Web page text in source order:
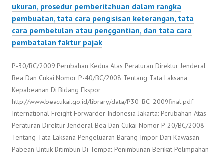
ukuran, prosedur pemberitahuan dalam rangka
pembuatan, tata cara pengisisan keterangan, tata
cara pembetulan atau penggantian, dan tata cara
pembatalan faktur pajak
P-30/BC/2009 Perubahan Kedua Atas Peraturan Direktur Jenderal
Bea Dan Cukai Nomor P-40/BC/2008 Tentang Tata Laksana
Kepabeanan Di Bidang Ekspor
http://www.beacukai.go.id/library/data/P30_BC_2009final.pdf
International Freight Forwarder Indonesia Jakarta: Perubahan Atas
Peraturan Direktur Jenderal Bea Dan Cukai Nomor P-20/BC/2008
Tentang Tata Laksana Pengeluaran Barang Impor Dari Kawasan
Pabean Untuk Ditimbun Di Tempat Penimbunan Berikat Pelimpahan